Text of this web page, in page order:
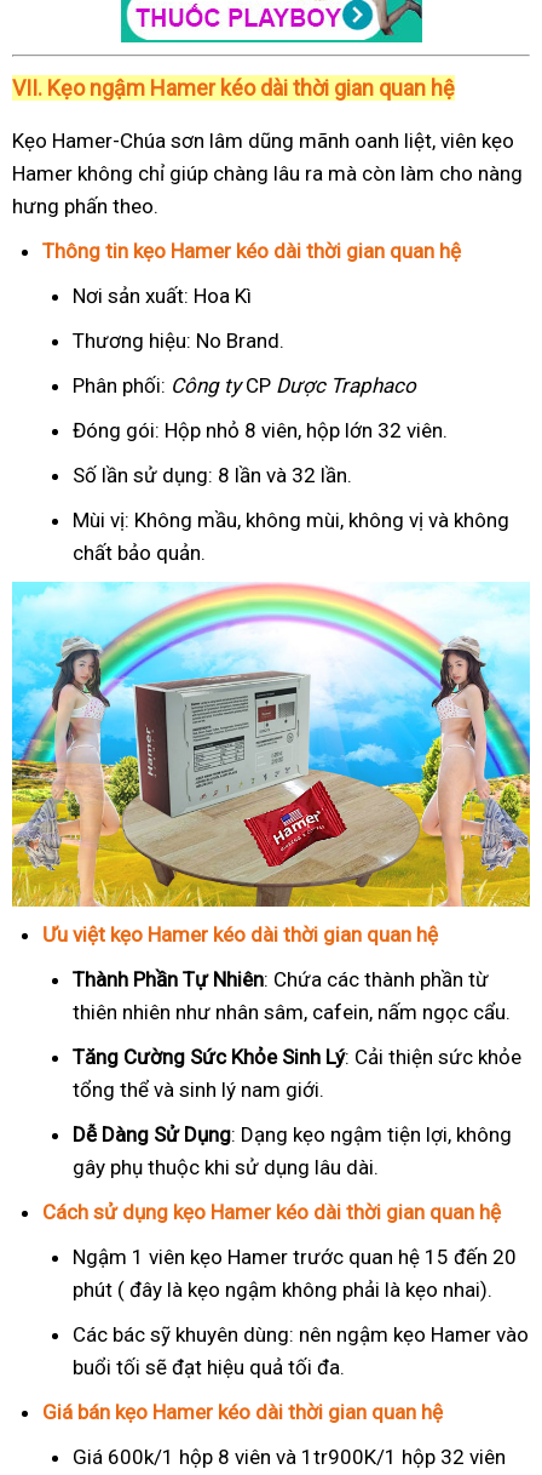
VII. Kẹo ngậm Hamer kéo dài thời gian quan hệ
Kẹo Hamer-Chúa sơn lâm dũng mãnh oanh liệt, viên kẹo
Hamer không chỉ giúp chàng lâu ra mà còn làm cho nàng
hưng phấn theo.
Thông tin kẹo Hamer kéo dài thời gian quan hệ
Nơi sản xuất: Hoa Kì
Thương hiệu: No Brand.
Phân phối: Công tyCP Dược Traphaco
Đóng gói: Hộp nhỏ 8 viên, hộp lớn 32 viên.
Số lần sử dụng: 8 lần và 32 lần.
Mùi vị: Không mầu, không mùi, không vị và không
chất bảo quản.
Ưu việt kẹo Hamer kéo dài thời gian quan hệ
Thành Phần Tự Nhiên: Chứa các thành phần từ
thiên nhiên như nhân sâm, cafein, nấm ngọc cẩu.
Tăng Cường Sức Khỏe Sinh Lý: Cải thiện sức khỏe
tổng thể và sinh lý nam giới.
Dễ Dàng Sử Dụng: Dạng kẹo ngậm tiện lợi, không
gây phụ thuộc khi sử dụng lâu dài.
Cách sử dụng kẹo Hamer kéo dài thời gian quan hệ
Ngậm 1 viên kẹo Hamer trước quan hệ 15 đến 20
phút ( đây là kẹo ngậm không phải là kẹo nhai).
Các bác sỹ khuyên dùng: nên ngậm kẹo Hamer vào
buổi tối sẽ đạt hiệu quả tối đa.
Giá bán kẹo Hamer kéo dài thời gian quan hệ
Giá 600k/1 hộp 8 viên và 1tr900K/1 hộp 32 viên